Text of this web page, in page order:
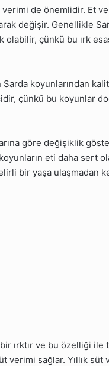
de önemlidir. Et
değişir. Genellikle
olabilir, çünkü bu ırk
Sarda koyunlarından
çünkü bu koyunlar
göre değişiklik
eti daha sert
bir yaşa ulaşmadan
ırktır ve bu özelliği ile
sağlar. Yıllık süt